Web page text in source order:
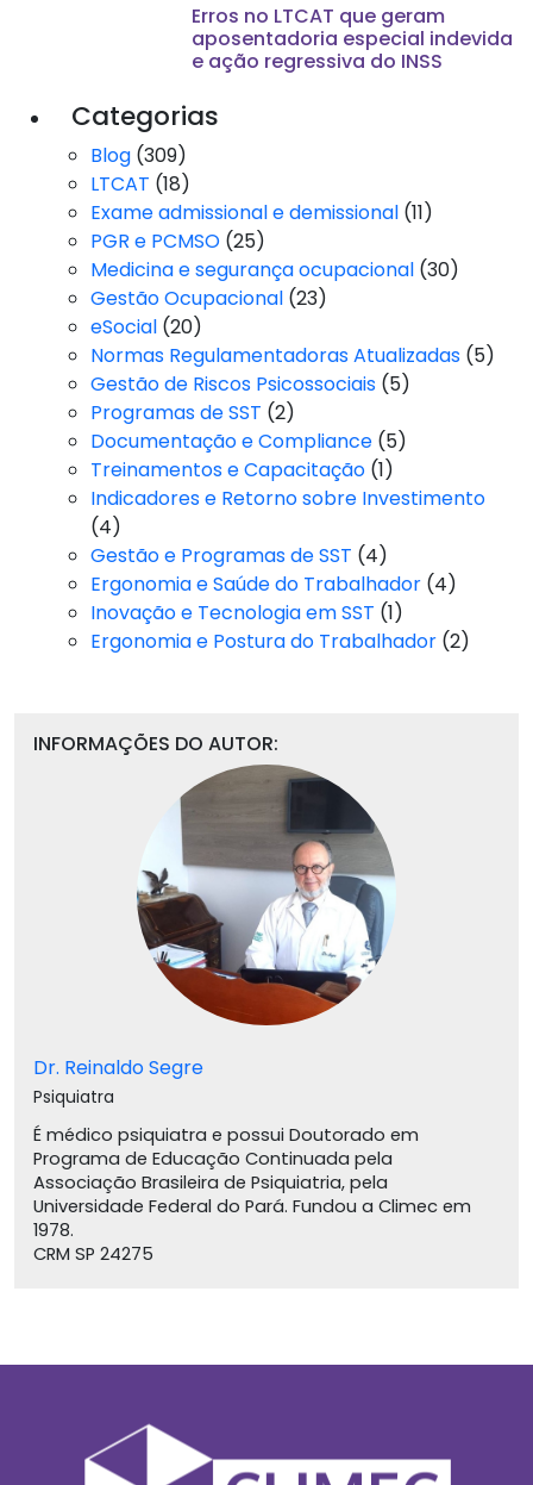
Erros no LTCAT que geram
aposentadoria especial indevida
e ação regressiva do INSS
Categorias
Blog (309)
LTCAT (18)
Exame admissional e demissional (11)
PGR e PCMSO (25)
Medicina e segurança ocupacional (30)
Gestão Ocupacional (23)
eSocial (20)
Normas Regulamentadoras Atualizadas (5)
Gestão de Riscos Psicossociais (5)
Programas de SST (2)
Documentação e Compliance (5)
Treinamentos e Capacitação (1)
Indicadores e Retorno sobre Investimento
(4)
Gestão e Programas de SST (4)
Ergonomia e Saúde do Trabalhador (4)
Inovação e Tecnologia em SST (1)
Ergonomia e Postura do Trabalhador (2)
INFORMAÇÕES DO AUTOR:
Dr. Reinaldo Segre
Psiquiatra
É médico psiquiatra e possui Doutorado em
Programa de Educação Continuada pela
Associação Brasileira de Psiquiatria, pela
Universidade Federal do Pará. Fundou a Climec em
1978.
CRM SP 24275